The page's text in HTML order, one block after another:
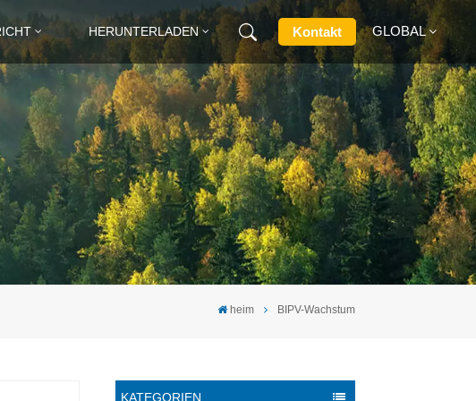
HERUNTERLADEN Kontakt GLOBAL
English
Français
Deutsch
Русский
Italiano
Español
heim BIPV-Wachstum
KATEGORIEN